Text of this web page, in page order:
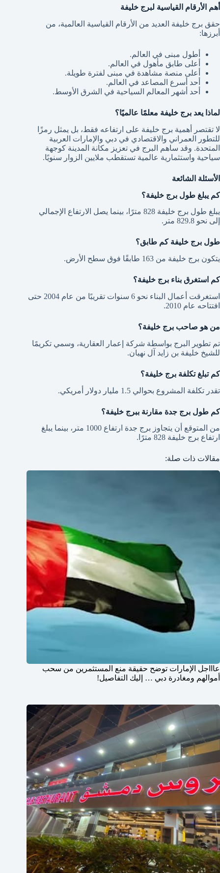
أهم الأرقام القياسية لبرج خليفة
حقق برج خليفة العديد من الأرقام القياسية العالمية، من
أبرزها:
أطول مبنى في العالم.
أعلى طابق مأهول في العالم.
أعلى منصة مشاهدة في مبنى لفترة طويلة.
أحد أسرع المصاعد في العالم.
أحد أشهر المعالم السياحية في الشرق الأوسط.
لماذا يعد برج خليفة معلمًا عالميًا؟
لا تقتصر أهمية برج خليفة على ارتفاعه فقط، بل يمثل رمزًا
للتطور العمراني والاقتصادي في دبي والإمارات العربية
المتحدة. وقد ساهم البرج في تعزيز مكانة المدينة كوجهة
سياحية واستثمارية عالمية تستقطب ملايين الزوار سنويًا.
الأسئلة الشائعة
كم يبلغ طول برج خليفة؟
يبلغ طول برج خليفة 828 مترًا، بينما يصل الارتفاع الإجمالي
إلى نحو 829.8 متر.
طول برج خليفة كم طابق؟
يتكون برج خليفة من 163 طابقًا فوق سطح الأرض.
كم استغرق بناء برج خليفة؟
استغرقت أعمال البناء نحو 6 سنوات تقريبًا من عام 2004 حتى
افتتاحه عام 2010.
من هو صاحب برج خليفة؟
تم تطوير البرج بواسطة شركة إعمار العقارية، وسمي تكريمًا
للشيخ خليفة بن زايد آل نهيان.
كم تبلغ تكلفة برج خليفة؟
تقدر تكلفة المشروع بحوالي 1.5 مليار دولار أمريكي.
كم طول برج جدة مقارنة ببرج خليفة؟
من المتوقع أن يتجاوز برج جدة ارتفاع 1000 متر، بينما يبلغ
ارتفاع برج خليفة 828 مترًا.
مقالات ذات صلة:
عاااجل الإمارات توضح حقيقة منع المستثمرين من سحب
أموالهم ومغادرة دبي … إليك التفاصيل!